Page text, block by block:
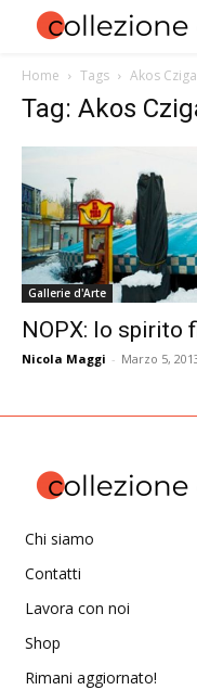
Home Tags Akos
Tag: Akos
Gallerie d'Arte
NOPX: lo spirito
Nicola Maggi - Marzo 5,
Chi siamo
Contatti
Lavora con noi
Shop
Rimani aggiornato!